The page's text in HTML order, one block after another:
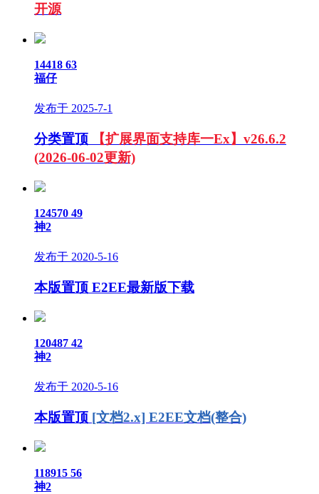
开源
14418 63
福仔
发布于 2025-7-1
分类置顶
【扩展界面支持库一Ex】v26.6.2
(2026-06-02更新)
124570 49
神2
发布于 2020-5-16
本版置顶 E2EE最新版下载
120487 42
神2
发布于 2020-5-16
本版置顶 [文档2.x] E2EE文档(整合)
118915 56
神2